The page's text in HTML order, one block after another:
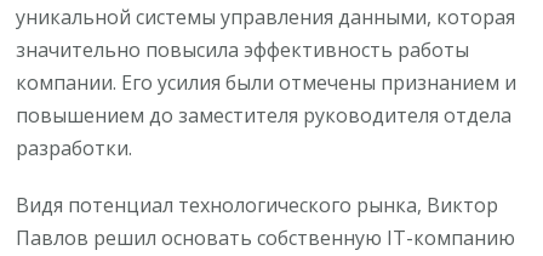
уникальной системы управления данными, которая
значительно повысила эффективность работы
компании. Его усилия были отмечены признанием и
повышением до заместителя руководителя отдела
разработки.
Видя потенциал технологического рынка, Виктор
Павлов решил основать собственную IT-компанию